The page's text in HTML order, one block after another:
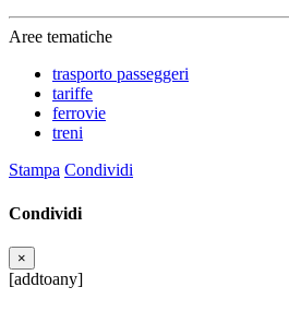
Aree tematiche
trasporto passeggeri
tariffe
ferrovie
treni
Stampa Condividi
Condividi
×
[addtoany]